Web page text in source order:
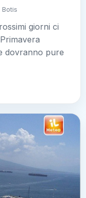
giorni ci
dovranno pure